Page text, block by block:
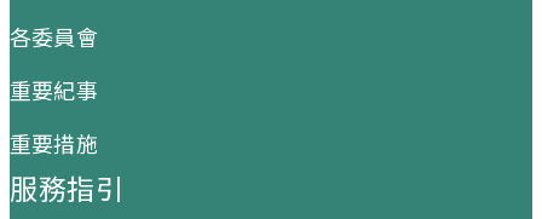
各委員會
重要紀事
重要措施
服務指引